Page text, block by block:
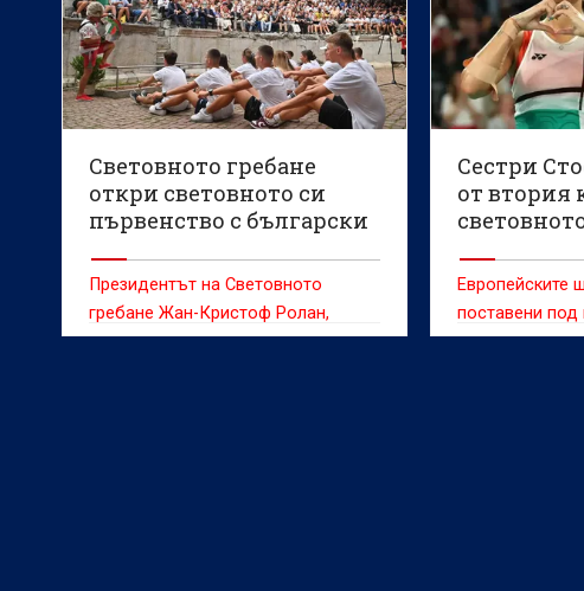
Световното гребане
откри световното си
първенство с български
гребане
Президентът на Световното
гребане Жан-Кристоф Ролан,
министърът на младежта и спорта
Сестри
от втория
Европейските
поставени